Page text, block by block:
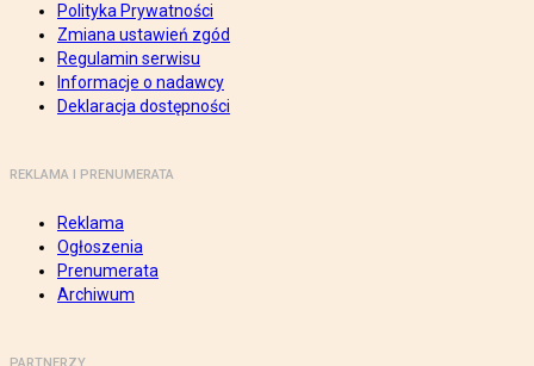
Polityka Prywatności
Zmiana ustawień zgód
Regulamin serwisu
Informacje o nadawcy
Deklaracja dostępności
REKLAMA I PRENUMERATA
Reklama
Ogłoszenia
Prenumerata
Archiwum